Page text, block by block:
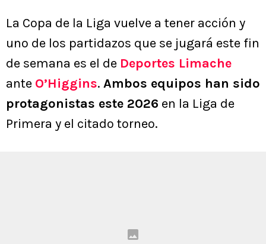
La Copa de la Liga vuelve a tener acción y
uno de los partidazos que se jugará este fin
de semana es el de Deportes Limache
ante O’Higgins. Ambos equipos han sido
protagonistas este 2026 en la Liga de
Primera y el citado torneo.